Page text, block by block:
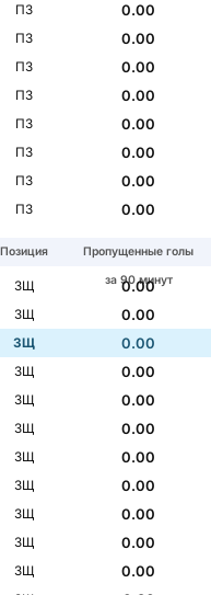
ПЗ
0.00
ПЗ
0.00
ПЗ
0.00
ПЗ 0.00
ПЗ
0.00
ПЗ
0.00
ПЗ
0.00
ПЗ 0.00
Позиция
Пропущенные голы
за 90 минут
ЗЩ
0.00
ЗЩ
0.00
ЗЩ
0.00
ЗЩ
0.00
ЗЩ
0.00
ЗЩ
0.00
ЗЩ
0.00
ЗЩ
0.00
ЗЩ
0.00
ЗЩ
0.00
ЗЩ
0.00